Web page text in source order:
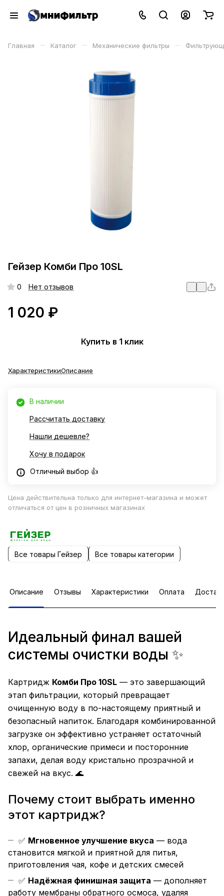
Главная – Каталог – Механические фильтры –
Гейзер Комби Про 10SL
0 Нет отзывов
1 020 ₽
Купить в 1 клик
ХарактеристикиОписание
В наличии
Рассчитать доставку
Нашли дешевле?
Хочу в подарок
Отличный выбор 👍
Цена действительна только для интернет-магазина и может
отличаться от цен в розничных магазинах
Все товары Гейзер Все товары категории
Описание Отзывы Характеристики Оплата
Идеальный финал вашей
системы очистки воды ✨
Картридж Комби Про 10SL — это завершающий
этап фильтрации, который превращает
очищенную воду в по-настоящему приятный и
безопасный напиток. Благодаря комбинированной
загрузке он эффективно устраняет остаточный
хлор, органические примеси и посторонние
запахи, делая воду кристально прозрачной и
свежей на вкус. 🌊
Почему стоит выбрать именно
этот картридж?
✅ Мгновенное улучшение вкуса — вода
становится мягкой и приятной для питья,
приготовления чая, кофе и детских смесей
✅ Надёжная финишная защита — дополняет
работу мембраны обратного осмоса, удаляя